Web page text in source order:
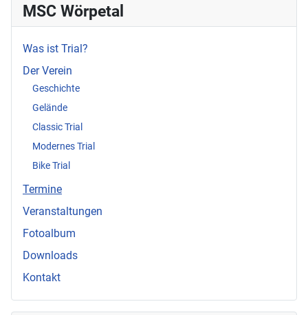
MSC Wörpetal
Was ist Trial?
Der Verein
Geschichte
Gelände
Classic Trial
Modernes Trial
Bike Trial
Termine
Veranstaltungen
Fotoalbum
Downloads
Kontakt